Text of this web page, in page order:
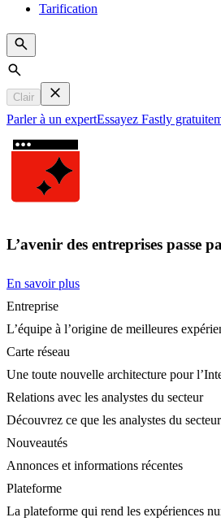
Tarification
Search
Clair
Parler à un expertEssayez Fastly
L’avenir des entreprises passe
En savoir plus
Entreprise
L’équipe à l’origine de meilleures
Carte réseau
Une toute nouvelle architecture pour
Relations avec les analystes du secteur
Découvrez ce que les analystes du
Nouveautés
Annonces et informations récentes
Plateforme
La plateforme qui rend les expériences